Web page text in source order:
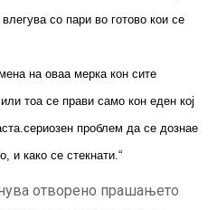
со пари во готово кои се
на оваа мерка кон сите
тоа се прави само кон еден кој
проблем да се дознае
и како се стекнати.“
отворено прашањето